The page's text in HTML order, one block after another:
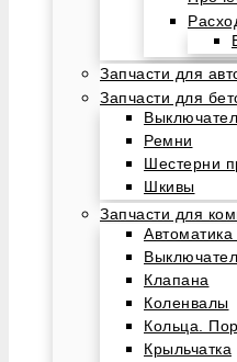
Запчасти для
Запчасти для
Ремни
Шестерни
Шкивы
Запчасти для
Клапана
Коленвалы
Кольца.
Крыльчатка